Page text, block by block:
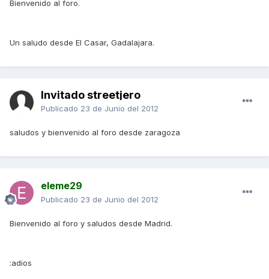
Bienvenido al foro.
Un saludo desde El Casar, Gadalajara.
Invitado streetjero
Publicado 23 de Junio del 2012
saludos y bienvenido al foro desde zaragoza
eleme29
Publicado 23 de Junio del 2012
Bienvenido al foro y saludos desde Madrid.
:adios